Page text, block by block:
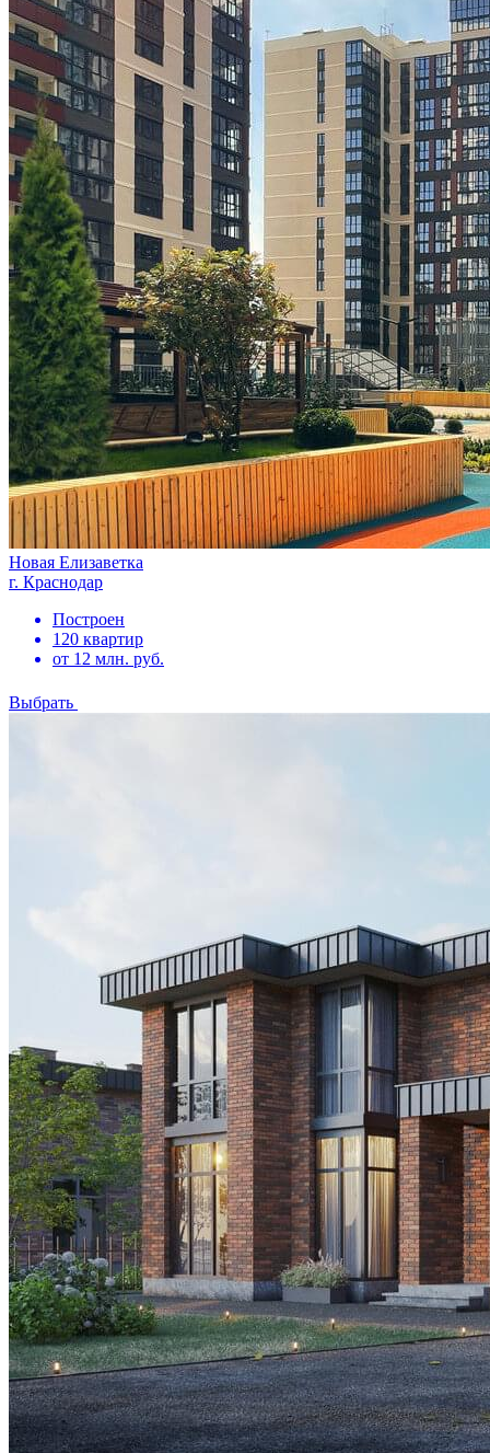
Новая Елизаветка
г. Краснодар
Построен
120 квартир
от 12 млн. руб.
Выбрать